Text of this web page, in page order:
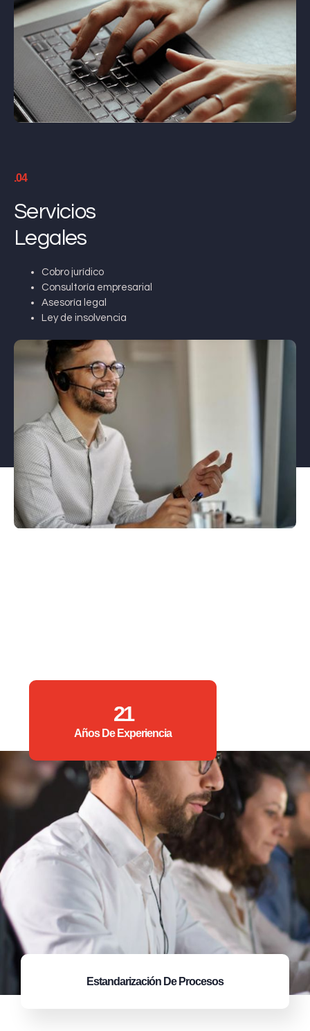
.04
Servicios
Legales
Cobro jurídico
Consultoría empresarial
Asesoría legal
Ley de insolvencia
21
Años De Experiencia
Estandarización De Procesos